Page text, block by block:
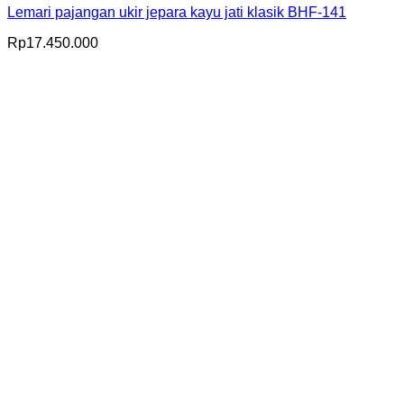
Lemari pajangan ukir jepara kayu jati klasik BHF-141
Rp17.450.000